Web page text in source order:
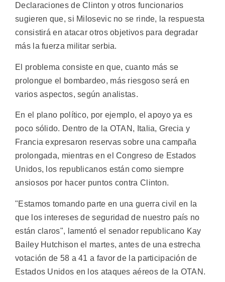
Declaraciones de Clinton y otros funcionarios
sugieren que, si Milosevic no se rinde, la respuesta
consistirá en atacar otros objetivos para degradar
más la fuerza militar serbia.
El problema consiste en que, cuanto más se
prolongue el bombardeo, más riesgoso será en
varios aspectos, según analistas.
En el plano político, por ejemplo, el apoyo ya es
poco sólido. Dentro de la OTAN, Italia, Grecia y
Francia expresaron reservas sobre una campaña
prolongada, mientras en el Congreso de Estados
Unidos, los republicanos están como siempre
ansiosos por hacer puntos contra Clinton.
"Estamos tomando parte en una guerra civil en la
que los intereses de seguridad de nuestro país no
están claros", lamentó el senador republicano Kay
Bailey Hutchison el martes, antes de una estrecha
votación de 58 a 41 a favor de la participación de
Estados Unidos en los ataques aéreos de la OTAN.